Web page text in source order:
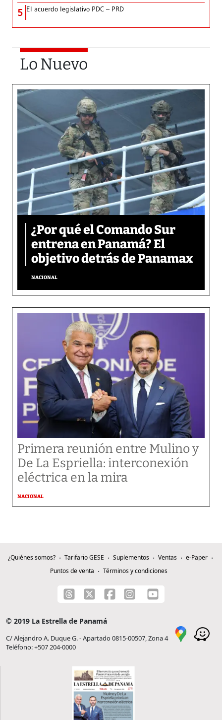
5 El acuerdo legislativo PDC – PRD
Lo Nuevo
¿Por qué el Comando Sur
entrena en Panamá? El
objetivo detrás de Panamax
NACIONAL
Primera reunión entre Mulino y
De La Espriella: interconexión
eléctrica en la mira
NACIONAL
¿Quiénes somos? Tarifario GESE Suplementos Ventas
e-Paper
Puntos de venta
Términos y condiciones
© 2019 La Estrella de Panamá
C/ Alejandro A. Duque G. - Apartado 0815-00507, Zona 4
Teléfono: +507 204-0000